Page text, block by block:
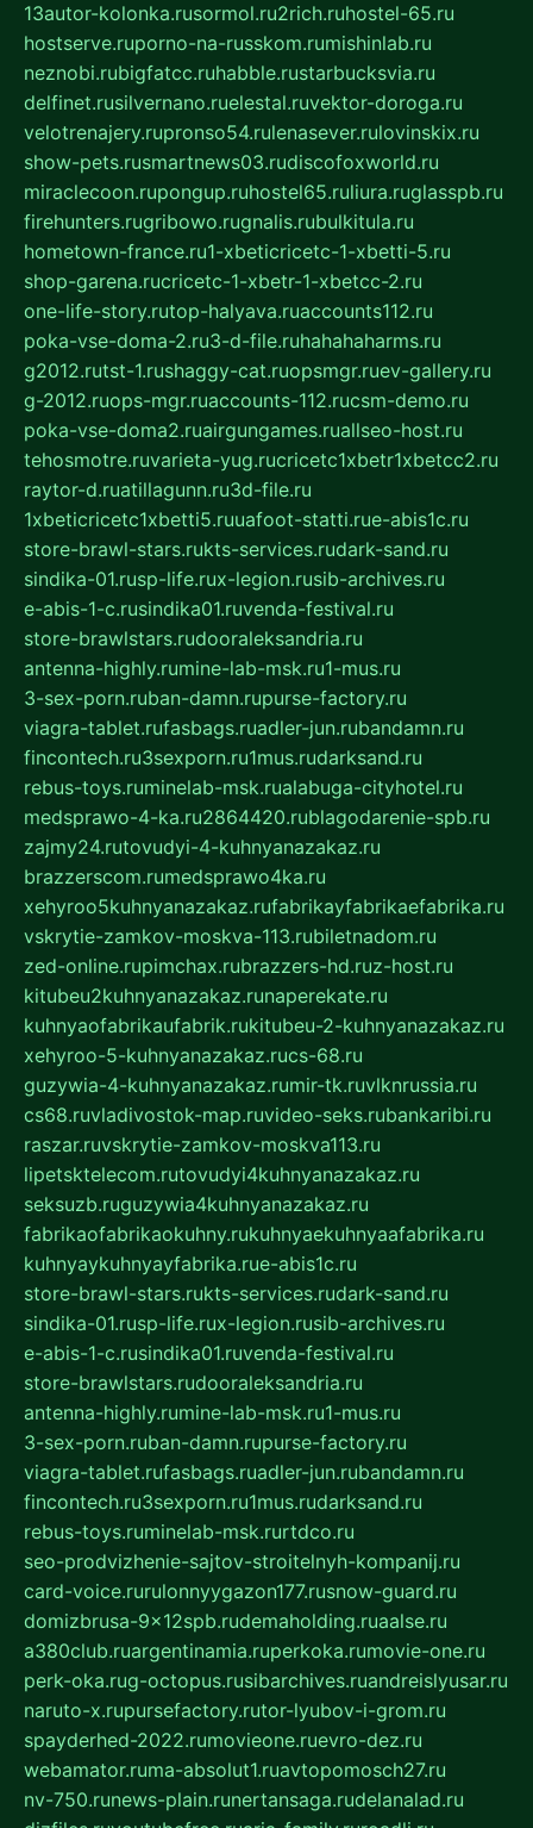
13autor-kolonka.rusormol.ru2rich.ruhostel-65.ru
hostserve.ruporno-na-russkom.rumishinlab.ru
neznobi.rubigfatcc.ruhabble.rustarbucksvia.ru
delfinet.rusilvernano.ruelestal.ruvektor-doroga.ru
velotrenajery.rupronso54.rulenasever.rulovinskix.ru
show-pets.rusmartnews03.rudiscofoxworld.ru
miraclecoon.rupongup.ruhostel65.ruliura.ruglasspb.ru
firehunters.rugribowo.rugnalis.rubulkitula.ru
hometown-france.ru1-xbeticricetc-1-xbetti-5.ru
shop-garena.rucricetc-1-xbetr-1-xbetcc-2.ru
one-life-story.rutop-halyava.ruaccounts112.ru
poka-vse-doma-2.ru3-d-file.ruhahahaharms.ru
g2012.rutst-1.rushaggy-cat.ruopsmgr.ruev-gallery.ru
g-2012.ruops-mgr.ruaccounts-112.rucsm-demo.ru
poka-vse-doma2.ruairgungames.ruallseo-host.ru
tehosmotre.ruvarieta-yug.rucricetc1xbetr1xbetcc2.ru
raytor-d.ruatillagunn.ru3d-file.ru
1xbeticricetc1xbetti5.ruuafoot-statti.rue-abis1c.ru
store-brawl-stars.rukts-services.rudark-sand.ru
sindika-01.rusp-life.rux-legion.rusib-archives.ru
e-abis-1-c.rusindika01.ruvenda-festival.ru
store-brawlstars.rudooraleksandria.ru
antenna-highly.rumine-lab-msk.ru1-mus.ru
3-sex-porn.ruban-damn.rupurse-factory.ru
viagra-tablet.rufasbags.ruadler-jun.rubandamn.ru
fincontech.ru3sexporn.ru1mus.rudarksand.ru
rebus-toys.ruminelab-msk.rualabuga-cityhotel.ru
medsprawo-4-ka.ru2864420.rublagodarenie-spb.ru
zajmy24.rutovudyi-4-kuhnyanazakaz.ru
brazzerscom.rumedsprawo4ka.ru
xehyroo5kuhnyanazakaz.rufabrikayfabrikaefabrika.ru
vskrytie-zamkov-moskva-113.rubiletnadom.ru
zed-online.rupimchax.rubrazzers-hd.ruz-host.ru
kitubeu2kuhnyanazakaz.runaperekate.ru
kuhnyaofabrikaufabrik.rukitubeu-2-kuhnyanazakaz.ru
xehyroo-5-kuhnyanazakaz.rucs-68.ru
guzywia-4-kuhnyanazakaz.rumir-tk.ruvlknrussia.ru
cs68.ruvladivostok-map.ruvideo-seks.rubankaribi.ru
raszar.ruvskrytie-zamkov-moskva113.ru
lipetsktelecom.rutovudyi4kuhnyanazakaz.ru
seksuzb.ruguzywia4kuhnyanazakaz.ru
fabrikaofabrikaokuhny.rukuhnyaekuhnyaafabrika.ru
kuhnyaykuhnyayfabrika.rue-abis1c.ru
store-brawl-stars.rukts-services.rudark-sand.ru
sindika-01.rusp-life.rux-legion.rusib-archives.ru
e-abis-1-c.rusindika01.ruvenda-festival.ru
store-brawlstars.rudooraleksandria.ru
antenna-highly.rumine-lab-msk.ru1-mus.ru
3-sex-porn.ruban-damn.rupurse-factory.ru
viagra-tablet.rufasbags.ruadler-jun.rubandamn.ru
fincontech.ru3sexporn.ru1mus.rudarksand.ru
rebus-toys.ruminelab-msk.rurtdco.ru
seo-prodvizhenie-sajtov-stroitelnyh-kompanij.ru
card-voice.rurulonnyygazon177.rusnow-guard.ru
domizbrusa-9x12spb.rudemaholding.ruaalse.ru
a380club.ruargentinamia.ruperkoka.rumovie-one.ru
perk-oka.rug-octopus.rusibarchives.ruandreislyusar.ru
naruto-x.rupursefactory.rutor-lyubov-i-grom.ru
spayderhed-2022.rumovieone.ruevro-dez.ru
webamator.ruma-absolut1.ruavtopomosch27.ru
nv-750.runews-plain.runertansaga.rudelanalad.ru